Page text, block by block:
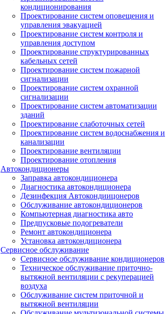
кондиционирования
Проектирование систем оповещения и
управления эвакуацией
Проектирование систем контроля и
управления доступом
Проектирование структурированных
кабельных сетей
Проектирование систем пожарной
сигнализации
Проектирование систем охранной
сигнализации
Проектирование систем автоматизации
зданий
Проектирование слаботочных сетей
Проектирование систем водоснабжения и
канализации
Проектирование вентиляции
Проектирование отопления
Автокондиционеры
Заправка автокондиционера
Диагностика автокондиционера
Дезинфекция Автокондиицонеров
Обслуживание автокондиционеров
Компьютерная диагностика авто
Предпусковые подогреватели
Ремонт автокондиционера
Установка автокондиционера
Сервисное обслуживание
Сервисное обслуживание кондиционеров
Техническое обслуживание приточно-
вытяжной вентиляции с рекуперацией
воздуха
Обслуживание систем приточной и
вытяжной вентиляции